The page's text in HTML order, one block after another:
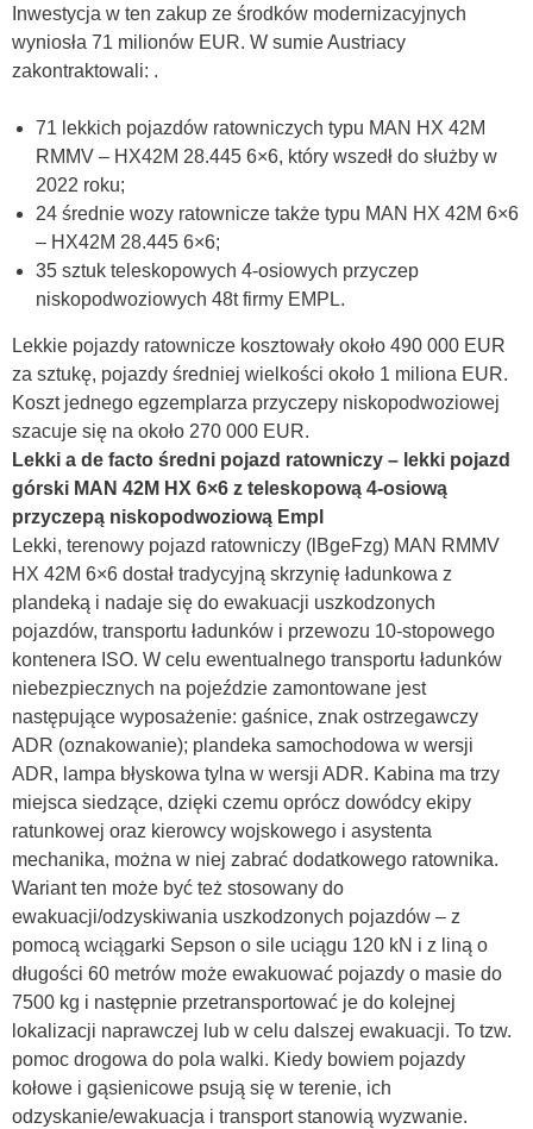
Inwestycja w ten zakup ze środków modernizacyjnych
wyniosła 71 milionów EUR. W sumie Austriacy
zakontraktowali: .
71 lekkich pojazdów ratowniczych typu MAN HX 42M
RMMV – HX42M 28.445 6×6, który wszedł do służby w
2022 roku;
24 średnie wozy ratownicze także typu MAN HX 42M 6×6
– HX42M 28.445 6×6;
35 sztuk teleskopowych 4-osiowych przyczep
niskopodwoziowych 48t firmy EMPL.
Lekkie pojazdy ratownicze kosztowały około 490 000 EUR
za sztukę, pojazdy średniej wielkości około 1 miliona EUR.
Koszt jednego egzemplarza przyczepy niskopodwoziowej
szacuje się na około 270 000 EUR.
Lekki a de facto średni pojazd ratowniczy – lekki pojazd
górski MAN 42M HX 6×6 z teleskopową 4-osiową
przyczepą niskopodwoziową Empl
Lekki, terenowy pojazd ratowniczy (lBgeFzg) MAN RMMV
HX 42M 6×6 dostał tradycyjną skrzynię ładunkowa z
plandeką i nadaje się do ewakuacji uszkodzonych
pojazdów, transportu ładunków i przewozu 10-stopowego
kontenera ISO. W celu ewentualnego transportu ładunków
niebezpiecznych na pojeździe zamontowane jest
następujące wyposażenie: gaśnice, znak ostrzegawczy
ADR (oznakowanie); plandeka samochodowa w wersji
ADR, lampa błyskowa tylna w wersji ADR. Kabina ma trzy
miejsca siedzące, dzięki czemu oprócz dowódcy ekipy
ratunkowej oraz kierowcy wojskowego i asystenta
mechanika, można w niej zabrać dodatkowego ratownika.
Wariant ten może być też stosowany do
ewakuacji/odzyskiwania uszkodzonych pojazdów – z
pomocą wciągarki Sepson o sile uciągu 120 kN i z liną o
długości 60 metrów może ewakuować pojazdy o masie do
7500 kg i następnie przetransportować je do kolejnej
lokalizacji naprawczej lub w celu dalszej ewakuacji. To tzw.
pomoc drogowa do pola walki. Kiedy bowiem pojazdy
kołowe i gąsienicowe psują się w terenie, ich
odzyskanie/ewakuacja i transport stanowią wyzwanie.